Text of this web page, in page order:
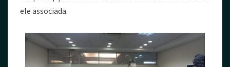
ele associada.